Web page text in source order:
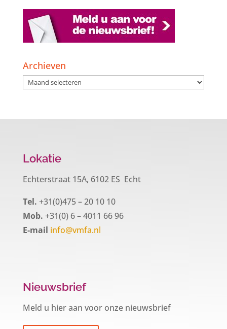
Archieven
Archieven
Lokatie
Echterstraat 15A, 6102 ES Echt
Tel. +31(0)475 – 20 10 10
Mob. +31(0) 6 – 4011 66 96
E-mail info@vmfa.nl
Nieuwsbrief
Meld u hier aan voor onze nieuwsbrief